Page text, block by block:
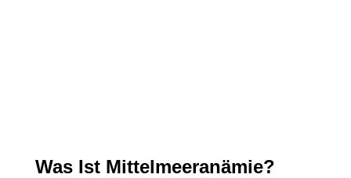
Was Ist Mittelmeeranämie?